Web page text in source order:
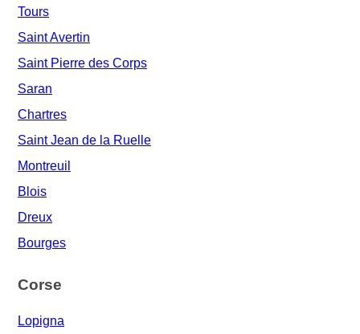
Tours
Saint Avertin
Saint Pierre des Corps
Saran
Chartres
Saint Jean de la Ruelle
Montreuil
Blois
Dreux
Bourges
Corse
Lopigna